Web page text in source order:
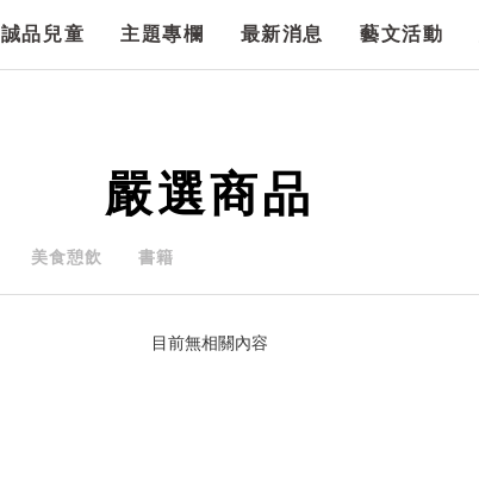
誠品兒童 主題專欄 最新消息 藝文活動
嚴選商品
美食憩飲 書籍
目前無相關內容